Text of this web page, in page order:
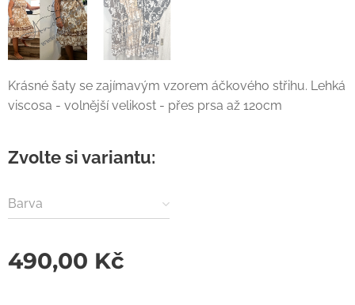
Krásné šaty se zajímavým vzorem áčkového střihu. Lehká
viscosa - volnější velikost - přes prsa až 120cm
Zvolte si variantu:
Barva
490,00 Kč